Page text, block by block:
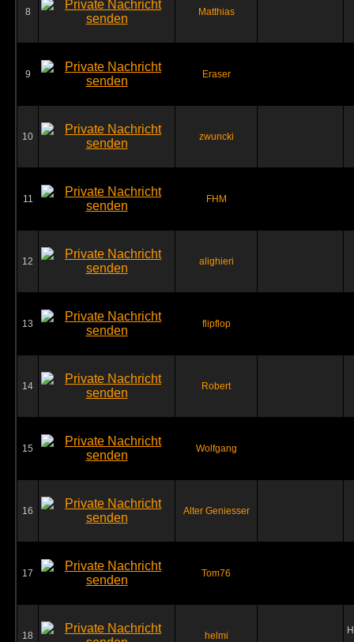
8 Matthias
9 Eraser
10 zwuncki
11 FHM
12 alighieri
13 flipflop
14 Robert
15 Wolfgang
16 Alter Geniesser
17 Tom76
18 helmi